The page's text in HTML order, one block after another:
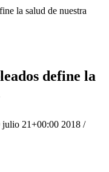
la salud de nuestra
define la
julio 21+00:00 2018 /